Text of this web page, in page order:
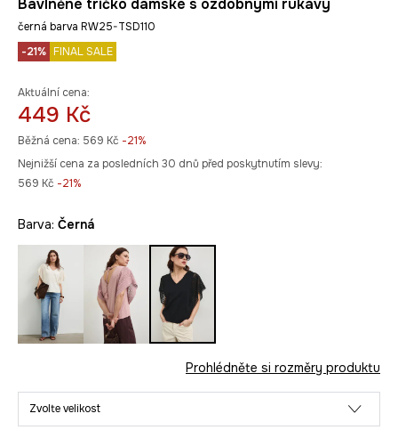
Bavlněné tričko dámské s ozdobnými rukávy
černá barva RW25-TSD110
-21% FINAL SALE
Aktuální cena:
449 Kč
Běžná cena: 569 Kč -21%
Nejnižší cena za posledních 30 dnů před poskytnutím slevy:
569 Kč -21%
Barva: černá
Prohlédněte si rozměry produktu
Zvolte velikost